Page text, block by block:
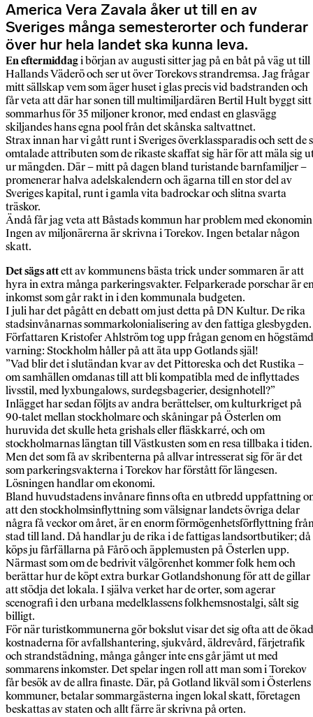
America Vera Zavala åker ut till en av
Sveriges många semesterorter och funderar
över hur hela landet ska kunna leva.
En eftermiddagi början av augusti sitter jag på en båt på väg ut till
Hallands Väderö och ser ut över Torekovs strandremsa. Jag frågar
mitt sällskap vem som äger huset i glas precis vid badstranden och
får veta att där har sonen till multimiljardären Bertil Hult byggt sitt
sommarhus för 35 miljoner kronor, med endast en glasvägg
skiljandes hans egna pool från det skånska saltvattnet.
Strax innan har vi gått runt i Sveriges överklassparadis och sett de
omtalade attributen som de rikaste skaffat sig här för att mäla sig
ur mängden. Där – mitt på dagen bland turistande barnfamiljer –
promenerar halva adelskalendern och ägarna till en stor del av
Sveriges kapital, runt i gamla vita badrockar och slitna svarta
träskor.
Ändå får jag veta att Båstads kommun har problem med
Ingen av miljonärerna är skrivna i Torekov. Ingen betalar någon
skatt.
Det sägs attett av kommunens bästa trick under sommaren är att
hyra in extra många parkeringsvakter. Felparkerade porschar är
inkomst som går rakt in i den kommunala budgeten.
I juli har det pågått en debatt om just detta på DN Kultur. De rika
stadsinvånarnas sommarkolonialisering av den fattiga glesbygden.
Författaren Kristofer Ahlström tog upp frågan genom en högstämd
varning: Stockholm håller på att äta upp Gotlands själ!
”Vad blir det i slutändan kvar av det Pittoreska och det Rustika –
om samhällen omdanas till att bli kompatibla med de inflyttades
livsstil, med lyxbungalows, surdegsbagerier, designhotell?”
Inlägget har sedan följts av andra berättelser, om kulturkriget på
90-talet mellan stockholmare och skåningar på Österlen om
huruvida det skulle heta grishals eller fläskkarré, och om
stockholmarnas längtan till Västkusten som en resa tillbaka i tiden.
Men det som få av skribenterna på allvar intresserat sig för är det
som parkeringsvakterna i Torekov har förstått för längesen.
Lösningen handlar om ekonomi.
Bland huvudstadens invånare finns ofta en utbredd uppfattning
att den stockholmsinflyttning som välsignar landets övriga delar
några få veckor om året, är en enorm förmögenhetsförflyttning
stad till land. Då handlar ju de rika i de fattigas landsortbutiker; då
köps ju fårfällarna på Fårö och äpplemusten på Österlen upp.
Närmast som om de bedrivit välgörenhet kommer folk hem och
berättar hur de köpt extra burkar Gotlandshonung för att de gillar
att stödja det lokala. I själva verket har de orter, som agerar
scenografi i den urbana medelklassens folkhemsnostalgi, sålt sig
billigt.
För när turistkommunerna gör bokslut visar det sig ofta att de
kostnaderna för avfallshantering, sjukvård, äldrevård, färjetrafik
och strandstädning, många gånger inte ens går jämt ut med
sommarens inkomster. Det spelar ingen roll att man som i Torekov
får besök av de allra finaste. Där, på Gotland likväl som i Österlens
kommuner, betalar sommargästerna ingen lokal skatt, företagen
beskattas av staten och allt färre är skrivna på orten.